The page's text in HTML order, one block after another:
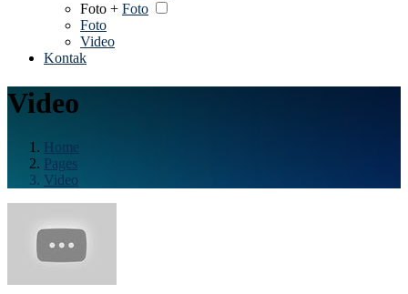
Foto + Foto
Foto
Video
Kontak
Video
Home
Pages
Video